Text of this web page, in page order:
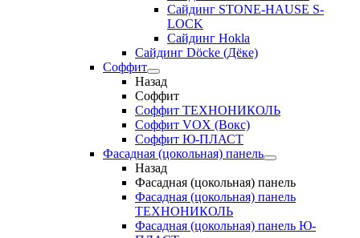
Сайдинг STONE-HAUSE S-
LOCK
Сайдинг Hokla
Сайдинг Döcke (Дёке)
Соффит
Назад
Соффит
Соффит ТЕХНОНИКОЛЬ
Соффит VOX (Вокс)
Соффит Ю-ПЛАСТ
Фасадная (цокольная) панель
Назад
Фасадная (цокольная) панель
Фасадная (цокольная) панель
ТЕХНОНИКОЛЬ
Фасадная (цокольная) панель Ю-